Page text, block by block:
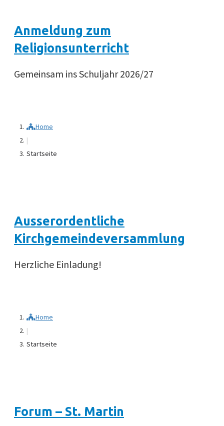
Anmeldung zum
Religionsunterricht
Gemeinsam ins Schuljahr 2026/27
Home
|
Startseite
Ausserordentliche
Kirchgemeindeversammlung
Herzliche Einladung!
Home
|
Startseite
Forum – St. Martin